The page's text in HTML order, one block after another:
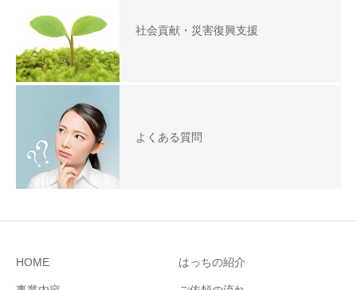
社会貢献・災害復興支援
よくある質問
HOME はっちの紹介